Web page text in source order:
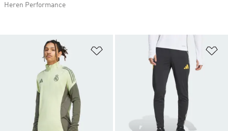
Op verlanglijst zetten
Heren Performance